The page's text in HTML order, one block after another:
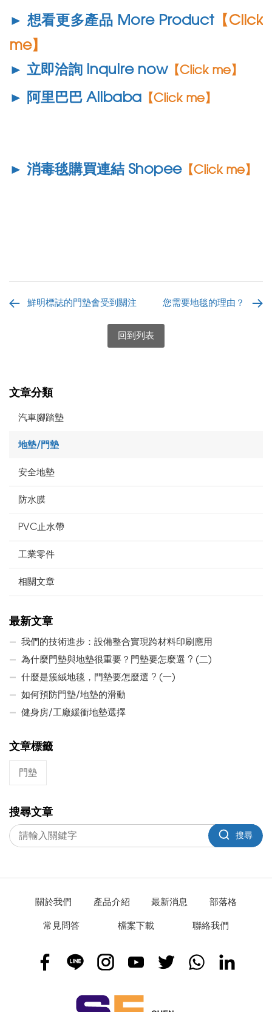
► 想看更多產品 More Product【Click
me】
► 立即洽詢 Inquire now【Click me】
► 阿里巴巴 Alibaba 【Click me】
► 消毒毯購買連結 Shopee【Click me】
鮮明標誌的門墊會受到關注 您需要地毯的理由？
回到列表
文章分類
汽車腳踏墊
地墊/門墊
安全地墊
防水膜
PVC止水帶
工業零件
相關文章
最新文章
我們的技術進步：設備整合實現跨材料印刷應用
為什麼門墊與地墊很重要？門墊要怎麼選 ? (二)
什麼是簇絨地毯，門墊要怎麼選 ? (一)
如何預防門墊/地墊的滑動
健身房/工廠緩衝地墊選擇
文章標籤
門墊
搜尋文章
搜尋
關於我們 產品介紹 最新消息 部落格
常見問答 檔案下載 聯絡我們